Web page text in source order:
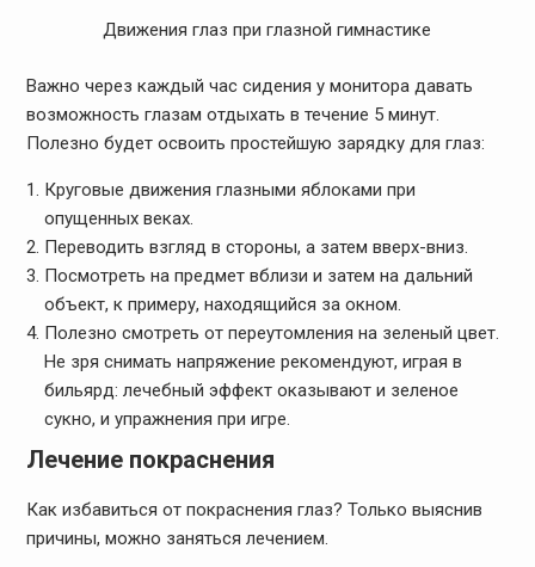
Движения глаз при глазной гимнастике
Важно через каждый час сидения у монитора давать
возможность глазам отдыхать в течение 5 минут.
Полезно будет освоить простейшую зарядку для глаз:
Круговые движения глазными яблоками при
опущенных веках.
Переводить взгляд в стороны, а затем вверх-вниз.
Посмотреть на предмет вблизи и затем на дальний
объект, к примеру, находящийся за окном.
Полезно смотреть от переутомления на зеленый цвет.
Не зря снимать напряжение рекомендуют, играя в
бильярд: лечебный эффект оказывают и зеленое
сукно, и упражнения при игре.
Лечение покраснения
Как избавиться от покраснения глаз? Только выяснив
причины, можно заняться лечением.